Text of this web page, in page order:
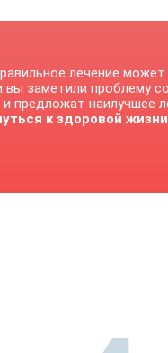
лечение может
вы заметили проблему
предложат наилучшее
к здоровой